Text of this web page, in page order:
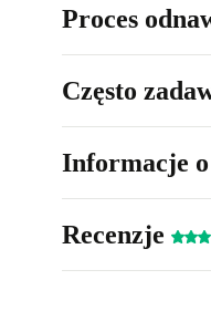
Proces
Często
Informacje
Recenzje